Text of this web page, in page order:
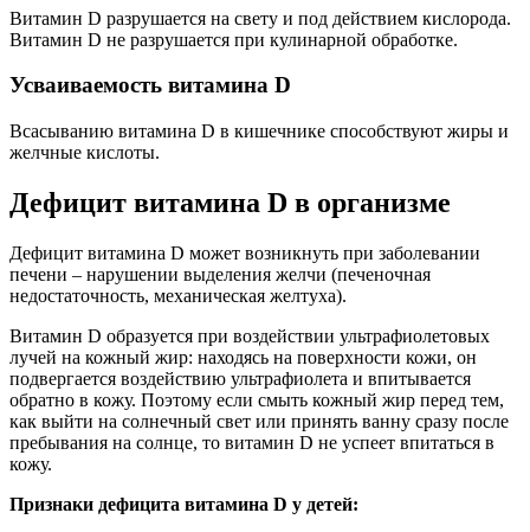
Витамин D разрушается на свету и под действием кислорода.
Витамин D не разрушается при кулинарной обработке.
Усваиваемость витамина D
Всасыванию витамина D в кишечнике способствуют жиры и
желчные кислоты.
Дефицит витамина D в организме
Дефицит витамина D может возникнуть при заболевании
печени – нарушении выделения желчи (печеночная
недостаточность, механическая желтуха).
Витамин D образуется при воздействии ультрафиолетовых
лучей на кожный жир: находясь на поверхности кожи, он
подвергается воздействию ультрафиолета и впитывается
обратно в кожу. Поэтому если смыть кожный жир перед тем,
как выйти на солнечный свет или принять ванну сразу после
пребывания на солнце, то витамин D не успеет впитаться в
кожу.
Признаки дефицита витамина D у детей: